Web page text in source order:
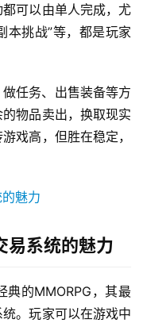
可以由单人完成，尤
本挑战”等，都是玩家
任务、出售装备等方
物品卖出，换取现实
戏高，但胜在稳定，
易系统的魅力
典的MMORPG，其最
。玩家可以在游戏中